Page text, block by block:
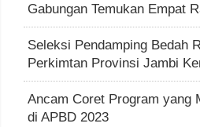
Gabungan Temukan Empat
Seleksi Pendamping Bedah
Perkimtan Provinsi Jambi
Ancam Coret Program yang
di APBD 2023